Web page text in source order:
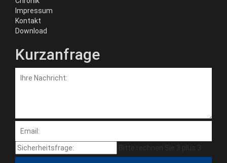
Impressum
Kontakt
Download
Kurzanfrage
Bitte rechnen Sie 3 plus 3.